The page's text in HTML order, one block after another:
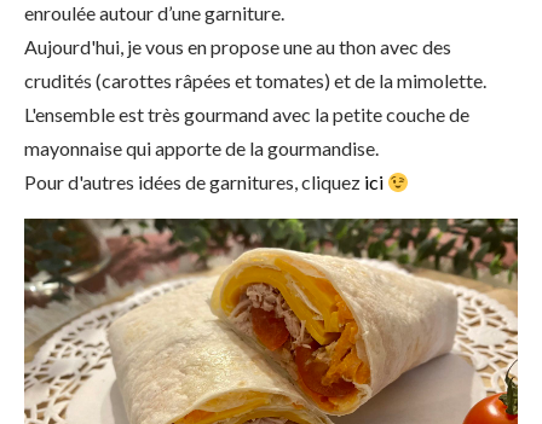
enroulée autour d’une garniture.
Aujourd'hui, je vous en propose une au thon avec des
crudités (carottes râpées et tomates) et de la mimolette.
L'ensemble est très gourmand avec la petite couche de
mayonnaise qui apporte de la gourmandise.
Pour d'autres idées de garnitures, cliquez ici